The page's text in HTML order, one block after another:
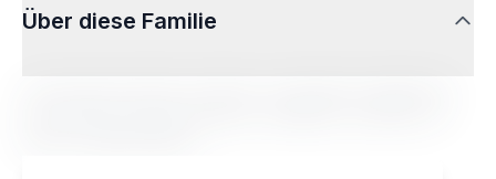
Über diese Familie